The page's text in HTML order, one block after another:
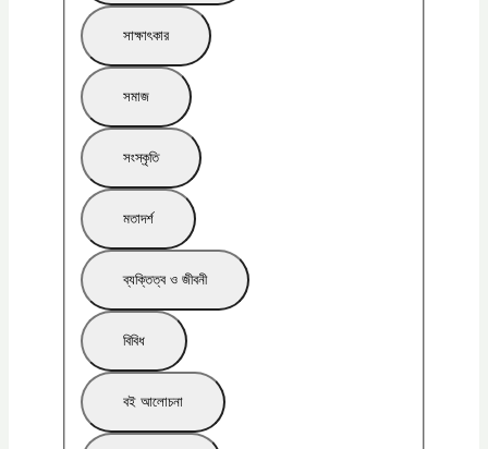
সাক্ষাৎকার
সমাজ
সংস্কৃতি
মতাদর্শ
ব্যক্তিত্ব ও জীবনী
বিবিধ
বই আলোচনা